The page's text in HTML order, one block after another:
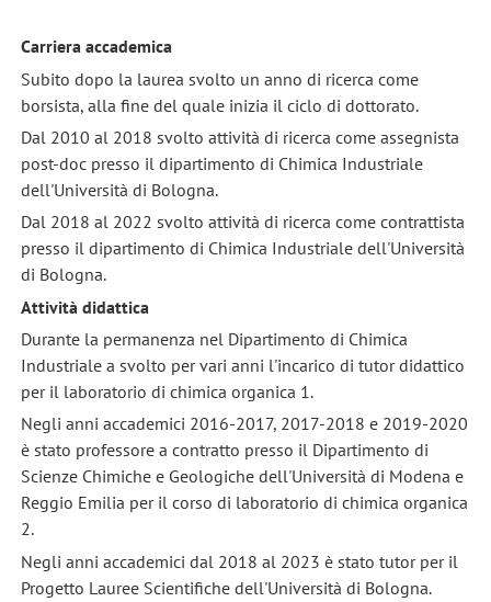
Carriera accademica
Subito dopo la laurea svolto un anno di ricerca come
borsista, alla fine del quale inizia il ciclo di dottorato.
Dal 2010 al 2018 svolto attività di ricerca come assegnista
post-doc presso il dipartimento di Chimica Industriale
dell'Università di Bologna.
Dal 2018 al 2022 svolto attività di ricerca come contrattista
presso il dipartimento di Chimica Industriale dell'Università
di Bologna.
Attività didattica
Durante la permanenza nel Dipartimento di Chimica
Industriale a svolto per vari anni l'incarico di tutor didattico
per il laboratorio di chimica organica 1.
Negli anni accademici 2016-2017, 2017-2018 e 2019-2020
è stato professore a contratto presso il Dipartimento di
Scienze Chimiche e Geologiche dell'Università di Modena e
Reggio Emilia per il corso di laboratorio di chimica organica
2.
Negli anni accademici dal 2018 al 2023 è stato tutor per il
Progetto Lauree Scientifiche dell'Università di Bologna.